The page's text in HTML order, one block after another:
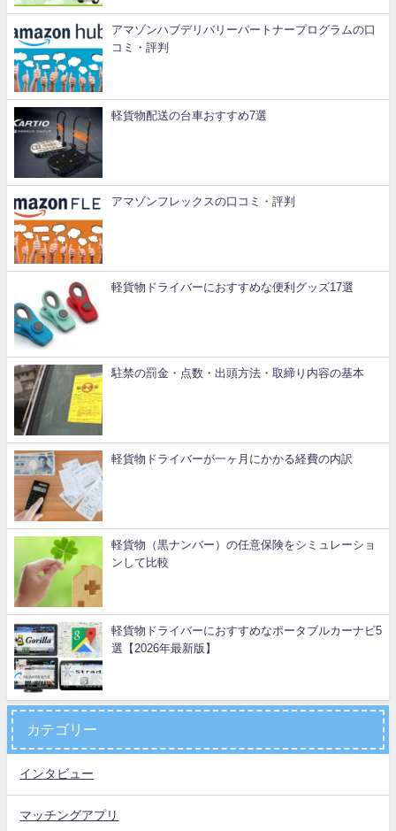
アマゾンハブデリバリーパートナープログラムの口
コミ・評判
軽貨物配送の台車おすすめ7選
アマゾンフレックスの口コミ・評判
軽貨物ドライバーにおすすめな便利グッズ17選
駐禁の罰金・点数・出頭方法・取締り内容の基本
軽貨物ドライバーが一ヶ月にかかる経費の内訳
軽貨物（黒ナンバー）の任意保険をシミュレーショ
ンして比較
軽貨物ドライバーにおすすめなポータブルカーナビ5
選【2026年最新版】
カテゴリー
インタビュー
マッチングアプリ